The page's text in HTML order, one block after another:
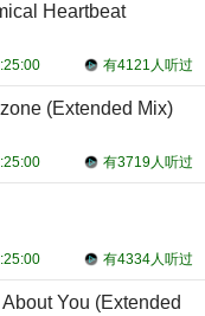
Heartbeat
有4121人听过
(Extended Mix)
有3719人听过
有4334人听过
You (Extended